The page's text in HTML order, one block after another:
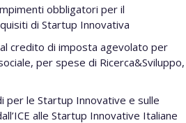
obbligatori per il
di Startup Innovativa
credito di imposta agevolato per
per spese di Ricerca&Sviluppo,
per le Startup Innovative e sulle
alle Startup Innovative Italiane